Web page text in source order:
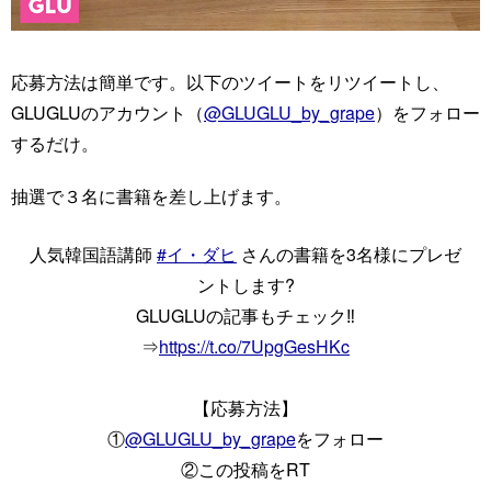
応募方法は簡単です。以下のツイートをリツイートし、
GLUGLUのアカウント（@GLUGLU_by_grape）をフォロー
するだけ。
抽選で３名に書籍を差し上げます。
人気韓国語講師 #イ・ダヒ さんの書籍を3名様にプレゼ
ントします?
GLUGLUの記事もチェック‼️
⇒https://t.co/7UpgGesHKc
【応募方法】
①@GLUGLU_by_grapeをフォロー​
②この投稿をRT